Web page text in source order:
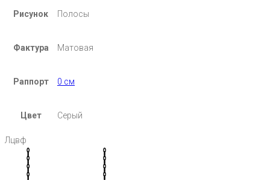
Рисунок Полосы
Фактура Матовая
Раппорт 0 см
Цвет Серый
Лцвф